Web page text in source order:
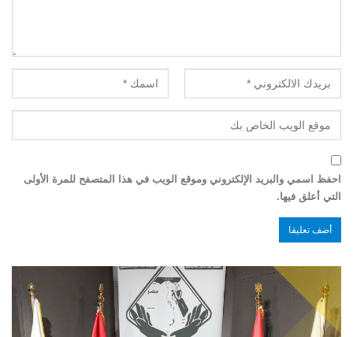
احفظ اسمي والبريد الإلكتروني وموقع الويب في هذا المتصفح للمرة الأولى
التي أعلق فيها.